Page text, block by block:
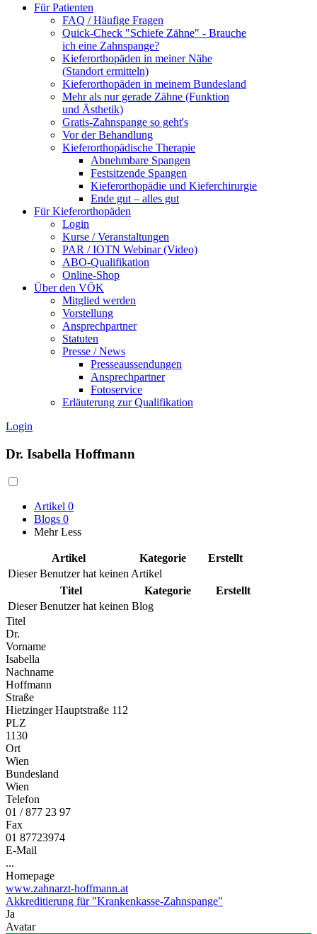
Für Patienten
FAQ / Häufige Fragen
Quick-Check "Schiefe Zähne" - Brauche
ich eine Zahnspange?
Kieferorthopäden in meiner Nähe
(Standort ermitteln)
Kieferorthopäden in meinem Bundesland
Mehr als nur gerade Zähne (Funktion
und Ästhetik)
Gratis-Zahnspange so geht's
Vor der Behandlung
Kieferorthopädische Therapie
Abnehmbare Spangen
Festsitzende Spangen
Kieferorthopädie und Kieferchirurgie
Ende gut – alles gut
Für Kieferorthopäden
Login
Kurse / Veranstaltungen
PAR / IOTN Webinar (Video)
ABO-Qualifikation
Online-Shop
Über den VÖK
Mitglied werden
Vorstellung
Ansprechpartner
Statuten
Presse / News
Presseaussendungen
Ansprechpartner
Fotoservice
Erläuterung zur Qualifikation
Login
Dr. Isabella Hoffmann
Artikel 0
Blogs 0
Mehr Less
Artikel Kategorie
Erstellt
Dieser Benutzer hat keinen Artikel
Titel
Kategorie
Erstellt
Dieser Benutzer hat keinen Blog
Titel
Dr.
Vorname
Isabella
Nachname
Hoffmann
Straße
Hietzinger Hauptstraße 112
PLZ
1130
Ort
Wien
Bundesland
Wien
Telefon
01 / 877 23 97
Fax
01 87723974
E-Mail
...
Homepage
www.zahnarzt-hoffmann.at
Akkreditierung für "Krankenkasse-Zahnspange"
Ja
Avatar